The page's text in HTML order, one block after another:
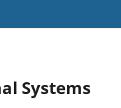
Systems